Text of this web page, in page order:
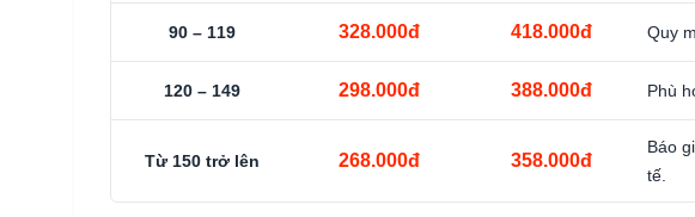
90 – 119 328.000đ 418.000đ Quy
120 – 149 298.000đ 388.000đ Phù
Từ 150 trở lên 268.000đ 358.000đ
Báo
tế.